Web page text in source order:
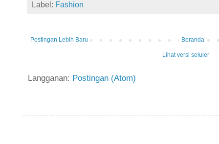
Label: Fashion
Postingan Lebih Baru Beranda
Lihat versi seluler
Langganan: Postingan (Atom)